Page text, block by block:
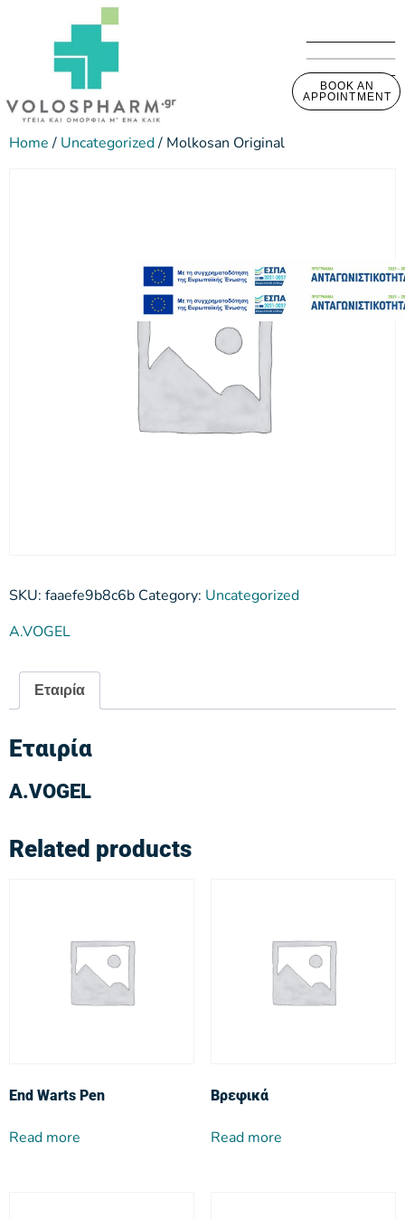
BOOK AN
APPOINTMENT
Home/ Uncategorized/ Molkosan Original
SKU: faaefe9b8c6b Category: Uncategorized
A.VOGEL
Εταιρία
Εταιρία
A.VOGEL
Related products
End Warts Pen
Read more
Βρεφικά
Read more